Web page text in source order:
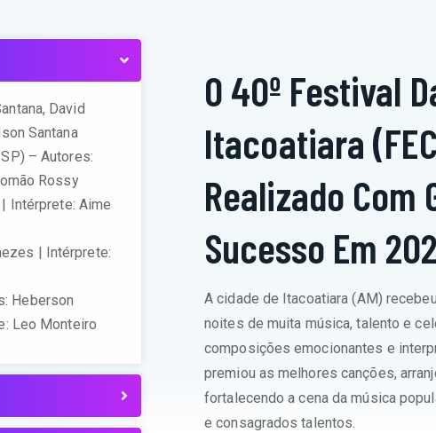
David
Santana
– Autores:
Rossy
Intérprete: Aime
| Intérprete:
Heberson
Leo Monteiro
O 40º Festival
Itacoatiara
Realizado Com
Sucesso Em
A cidade de Itacoatiara (AM)
noites de muita música, talento e
composições emocionantes e
premiou as melhores canções,
fortalecendo a cena da música
e consagrados talentos.